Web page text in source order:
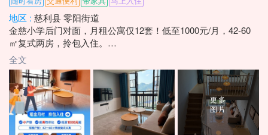
地区 : 慈利县 零阳街道
金慈小学后门对面，月租公寓仅12套！低至1000元/月，42-60
㎡复式两房，拎包入住。
手慢无☎️：*****8836 莫女士
全文
更多
图片